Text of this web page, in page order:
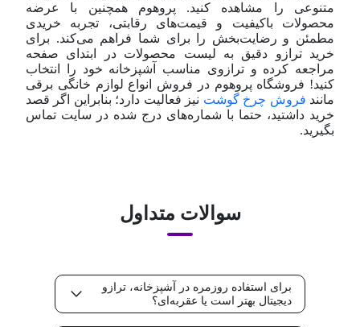
متنوعی را مشاهده کنید. پروهوم همچنین با عرضه
محصولات باکیفیت و قیمت‌های رقابتی، تجربه خریدی
مطمئن و رضایت‌بخش را برای شما فراهم می‌کند. برای
خرید ترازو دقیق به لیست محصولات در ابتدای صفحه
مراجعه کرده و ترازوی مناسب آشپزخانه خود را انتخاب
کنید!​ فروشگاه پروهوم در فروش انواع لوازم خانگی برقی
مانند فروش چرخ گوشت نیز فعالیت دارد؛ بنابراین اگر قصد
خرید داشتید، حتما با شماره‌های درج شده در سایت تماس
بگیرید.
سوالات متداول
برای استفاده روزمره در آشپزخانه، ترازو
دیجیتال بهتر است یا عقربه‌ای؟